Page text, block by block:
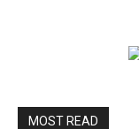
MOST READ